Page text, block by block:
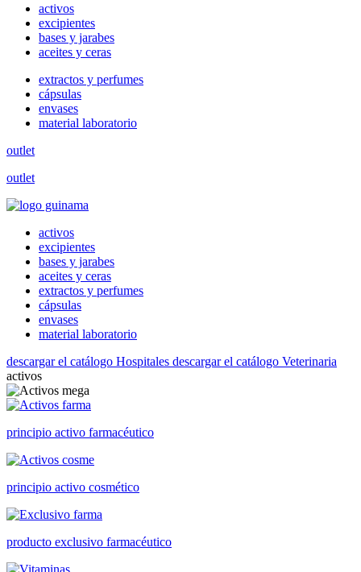
activos
excipientes
bases y jarabes
aceites y ceras
extractos y perfumes
cápsulas
envases
material laboratorio
outlet
outlet
activos
excipientes
bases y jarabes
aceites y ceras
extractos y perfumes
cápsulas
envases
material laboratorio
descargar el catálogo Hospitales descargar el catálogo Veterinaria
activos
principio activo farmacéutico
principio activo cosmético
producto exclusivo farmacéutico